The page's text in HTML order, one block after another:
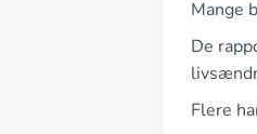
Mange
De
Flere